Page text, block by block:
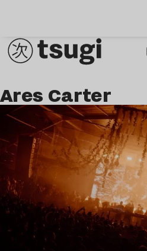
Ares Carter